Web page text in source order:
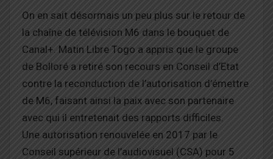
On en sait désormais un peu plus sur le retour de
la chaîne de télévision M6 dans le bouquet de
Canal+. Matin Libre Togo a appris que le groupe
de Bolloré a retiré son recours en Conseil d’Etat
contre la reconduction de l’autorisation d’émettre
de M6, faisant ainsi la paix avec son partenaire
avec qui il entretenait des rapports difficiles.
Une autorisation renouvelée en 2017 par le
Conseil supérieur de l’audiovisuel (CSA) pour 5